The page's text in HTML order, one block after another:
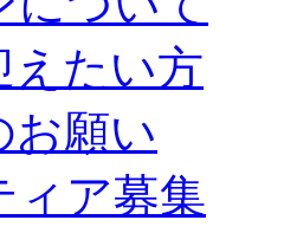
えたい方
お願い
ィア募集